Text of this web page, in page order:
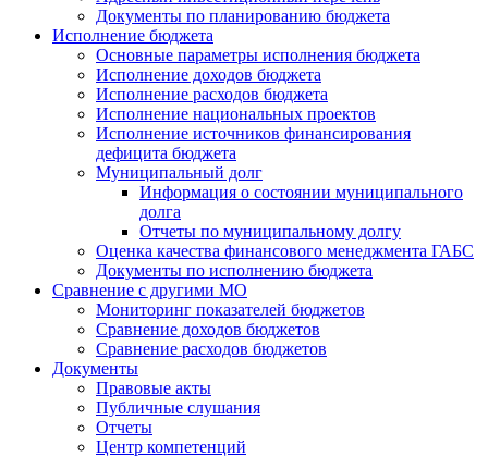
Документы по планированию бюджета
Исполнение бюджета
Основные параметры исполнения бюджета
Исполнение доходов бюджета
Исполнение расходов бюджета
Исполнение национальных проектов
Исполнение источников финансирования
дефицита бюджета
Муниципальный долг
Информация о состоянии муниципального
долга
Отчеты по муниципальному долгу
Оценка качества финансового менеджмента ГАБС
Документы по исполнению бюджета
Сравнение с другими МО
Мониторинг показателей бюджетов
Сравнение доходов бюджетов
Сравнение расходов бюджетов
Документы
Правовые акты
Публичные слушания
Отчеты
Центр компетенций